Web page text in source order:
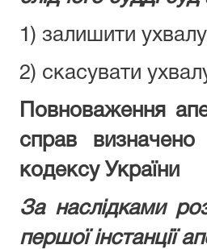
1) залишити
2) скасувати
Повноваження
справ визначено
кодексу України
За наслідками
першої інстанції